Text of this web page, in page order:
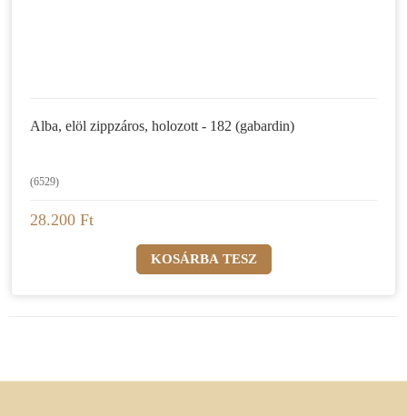
Alba, elöl zippzáros, holozott - 182 (gabardin)
(6529)
28.200 Ft